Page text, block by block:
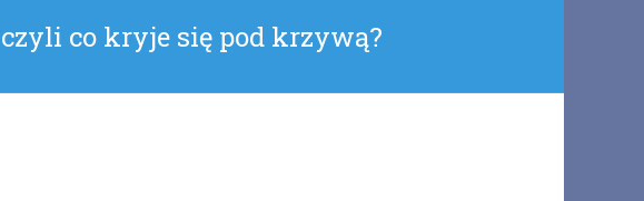
co kryje się pod krzywą?